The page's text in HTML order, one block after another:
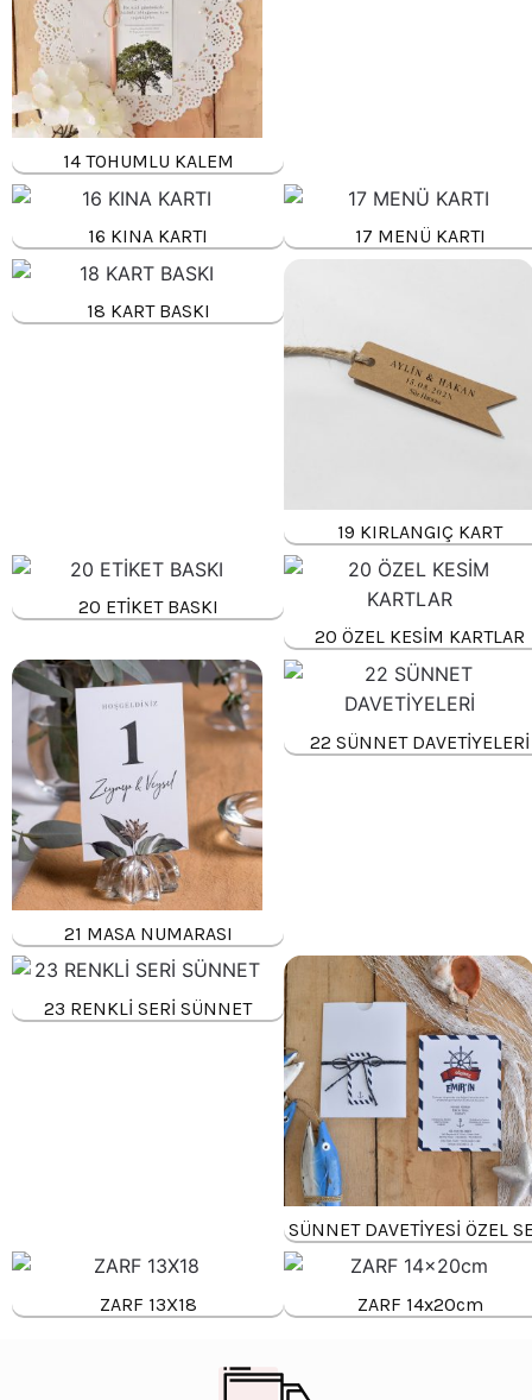
14 TOHUMLU KALEM
16 KINA KARTI 17 MENÜ KARTI
18 KART BASKI
19 KIRLANGIÇ KART
20 ETİKET BASKI
20 ÖZEL KESİM KARTLAR
21 MASA NUMARASI
22 SÜNNET DAVETİYELERİ
23 RENKLİ SERİ SÜNNET
SÜNNET DAVETİYESİ ÖZEL
ZARF 13X18 ZARF 14x20cm